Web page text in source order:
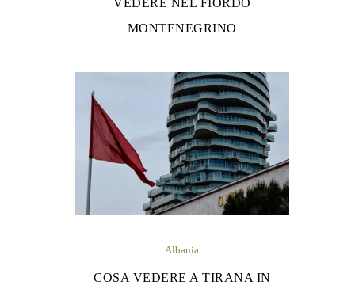
MONTENEGRINO
Albania
COSA VEDERE A TIRANA IN